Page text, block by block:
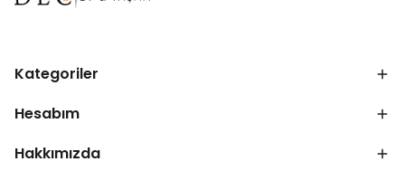
Kategoriler
Hesabım
Hakkımızda